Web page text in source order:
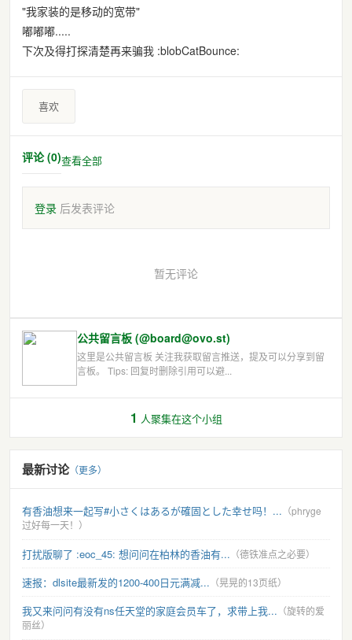
"我家装的是移动的宽带"
嘟嘟嘟.....
下次及得打探清楚再来骗我 :blobCatBounce:
喜欢
评论 (0)查看全部
登录 后发表评论
暂无评论
公共留言板 (@board@ovo.st)
这里是公共留言板 关注我获取留言推送，提及可以分享到留
言板。 Tips: 回复时删除引用可以避...
1 人聚集在这个小组
最新讨论（更多）
有香油想来一起写#小さくはあるが確固とした幸せ吗！... （phryge
过好每一天！）
打扰版聊了 :eoc_45: 想问问在柏林的香油有... （德铁准点之必要）
速报：dlsite最新发的1200-400日元满减... （晃晃的13页纸）
我又来问问有没有ns任天堂的家庭会员车了，求带上我... （旋转的爱
丽丝）